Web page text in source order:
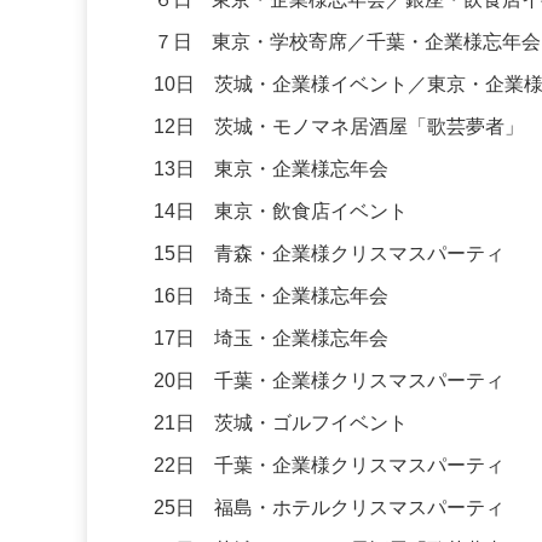
７日 東京・学校寄席／千葉・企業様忘年会
10日 茨城・企業様イベント／東京・企業
12日 茨城・モノマネ居酒屋「歌芸夢者」
13日 東京・企業様忘年会
14日 東京・飲食店イベント
15日 青森・企業様クリスマスパーティ
16日 埼玉・企業様忘年会
17日 埼玉・企業様忘年会
20日 千葉・企業様クリスマスパーティ
21日 茨城・ゴルフイベント
22日 千葉・企業様クリスマスパーティ
25日 福島・ホテルクリスマスパーティ